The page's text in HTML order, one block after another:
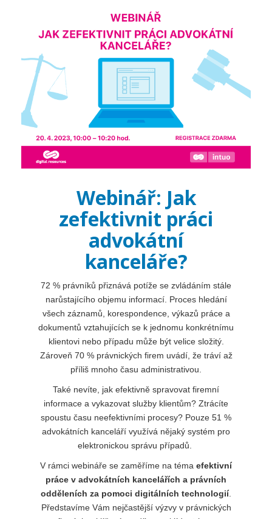
Webinář: Jak
zefektivnit práci
advokátní
kanceláře?
72 % právníků přiznává potíže se zvládáním stále
narůstajícího objemu informací. Proces hledání
všech záznamů, korespondence, výkazů práce a
dokumentů vztahujících se k jednomu konkrétnímu
klientovi nebo případu může být velice složitý.
Zároveň 70 % právnických firem uvádí, že tráví až
příliš mnoho času administrativou.
Také nevíte, jak efektivně spravovat firemní
informace a vykazovat služby klientům? Ztrácíte
spoustu času neefektivními procesy? Pouze 51 %
advokátních kanceláří využívá nějaký systém pro
elektronickou správu případů.
V rámci webináře se zaměříme na téma efektivní
práce v advokátních kancelářích a právních
odděleních za pomoci digitálních technologií.
Představíme Vám nejčastější výzvy v právnických